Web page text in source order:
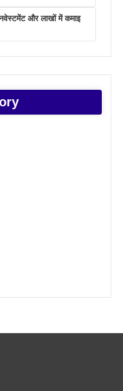
और लाखों में कमाइ